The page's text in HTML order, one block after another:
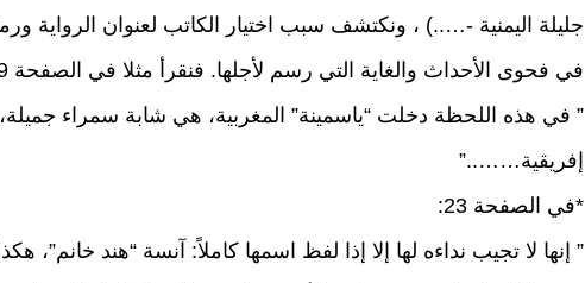
جليلة اليمنية -…..) ، ونكتشف سبب اختيار الكاتب لعنوان الرواية
في فحوى الأحداث والغاية التي رسم لأجلها. فنقرأ مثلا في الصفحة 9:
” في هذه اللحظة دخلت “ياسمينة” المغربية، هي شابة سمراء
إفريقية……..”
*في الصفحة 23:
” إنها لا تجيب نداءه لها إلا إذا لفظ اسمها كاملاً: آنسة “هند